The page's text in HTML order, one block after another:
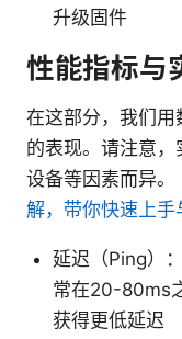
升级固件
性能指标与
在这部分，我们
的表现。请注意，
设备等因素而异。
解，带你快速上手
延迟（Ping）
常在20-80ms
获得更低延迟